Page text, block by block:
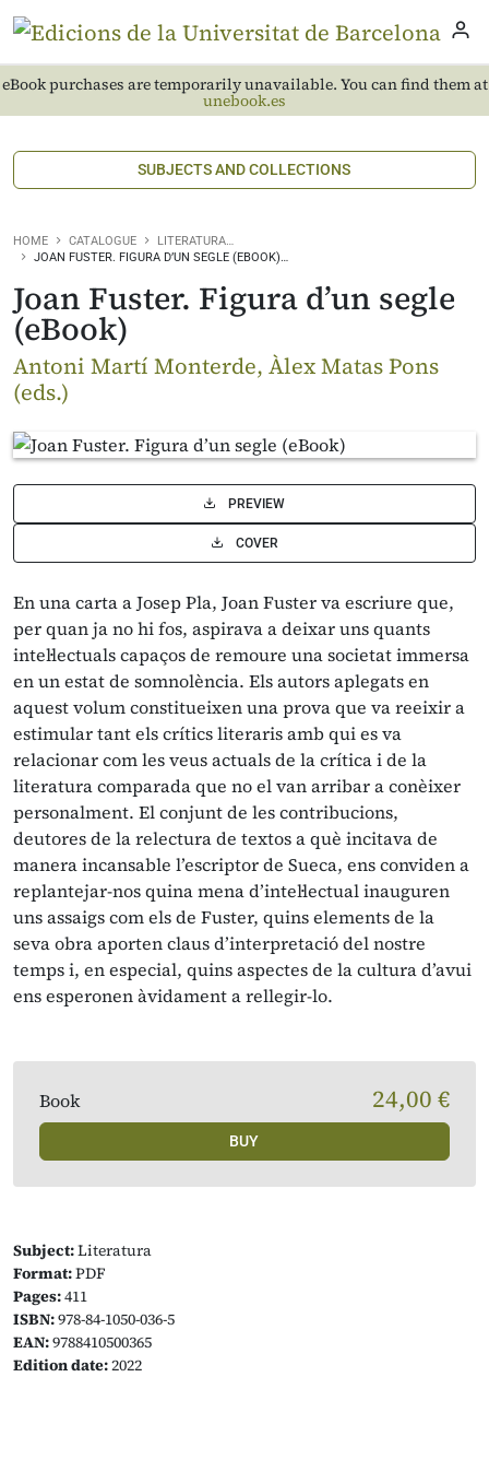
eBook purchases are temporarily unavailable. You can find them at
unebook.es
SUBJECTS AND COLLECTIONS
HOME CATALOGUE
LITERATURA…
JOAN FUSTER. FIGURA D’UN SEGLE (EBOOK)…
Joan Fuster. Figura d’un segle
(eBook)
Antoni Martí Monterde, Àlex Matas Pons
(eds.)
PREVIEW
COVER
En una carta a Josep Pla, Joan Fuster va escriure que,
per quan ja no hi fos, aspirava a deixar uns quants
intel·lectuals capaços de remoure una societat immersa
en un estat de somnolència. Els autors aplegats en
aquest volum constitueixen una prova que va reeixir a
estimular tant els crítics literaris amb qui es va
relacionar com les veus actuals de la crítica i de la
literatura comparada que no el van arribar a conèixer
personalment. El conjunt de les contribucions,
deutores de la relectura de textos a què incitava de
manera incansable l’escriptor de Sueca, ens conviden a
replantejar-nos quina mena d’intel·lectual inauguren
uns assaigs com els de Fuster, quins elements de la
seva obra aporten claus d’interpretació del nostre
temps i, en especial, quins aspectes de la cultura d’avui
ens esperonen àvidament a rellegir-lo.
Subject:Literatura
Format:PDF
Pages:411
ISBN:978-84-1050-036-5
EAN:9788410500365
Edition date:2022
Book 24,00 €
BUY